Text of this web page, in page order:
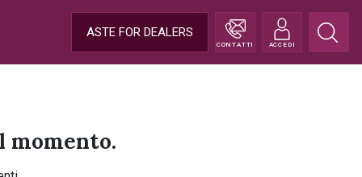
ASTE FOR DEALERS
CONTATTI ACCEDI
momento.